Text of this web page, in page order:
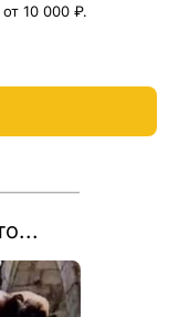
10 000 ₽.
даты.
для ваших
и путёвках